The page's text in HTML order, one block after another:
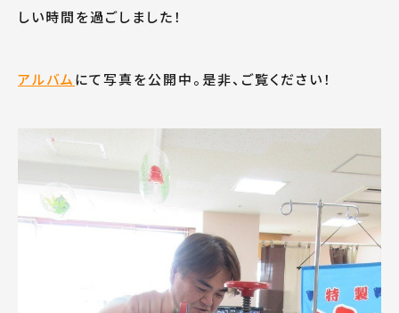
しい時間を過ごしました！
アルバムにて写真を公開中。是非、ご覧ください！